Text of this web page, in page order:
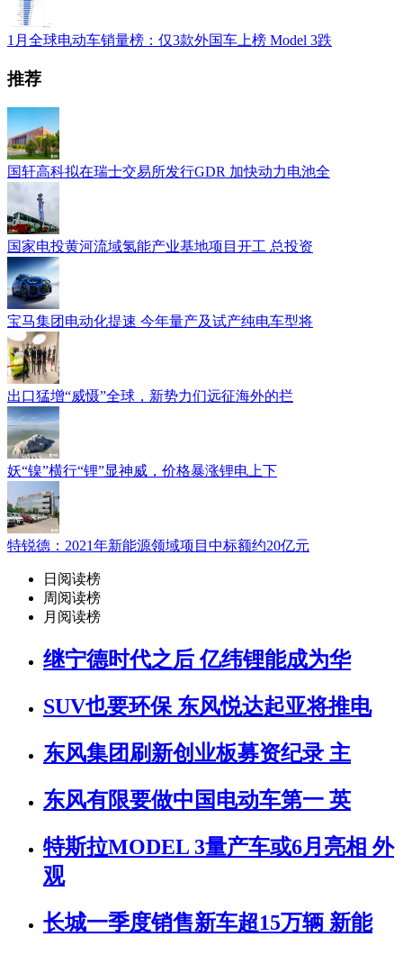
1月全球电动车销量榜：仅3款外国车上榜 Model 3跌
推荐
国轩高科拟在瑞士交易所发行GDR 加快动力电池全
国家电投黄河流域氢能产业基地项目开工 总投资
宝马集团电动化提速 今年量产及试产纯电车型将
出口猛增“威慑”全球，新势力们远征海外的拦
妖“镍”横行“锂”显神威，价格暴涨锂电上下
特锐德：2021年新能源领域项目中标额约20亿元
日阅读榜
周阅读榜
月阅读榜
继宁德时代之后 亿纬锂能成为华
SUV也要环保 东风悦达起亚将推电
东风集团刷新创业板募资纪录 主
东风有限要做中国电动车第一 英
特斯拉MODEL 3量产车或6月亮相 外
观
长城一季度销售新车超15万辆 新能